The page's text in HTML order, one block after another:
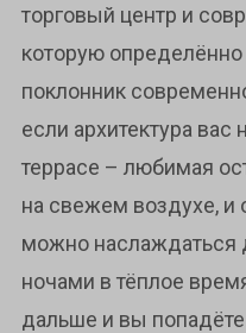
торговый центр и
которую
поклонник
если архитектура вас
террасе – любимая
на свежем воздухе, и
можно наслаждаться
ночами в тёплое
дальше и вы